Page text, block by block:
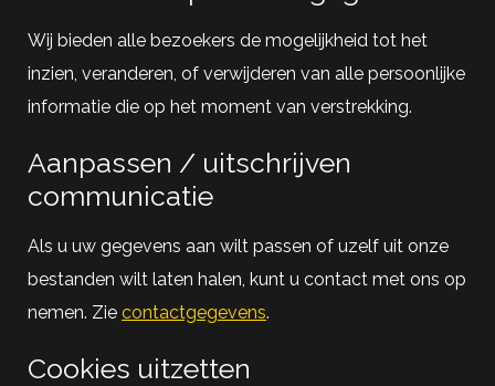
Wij bieden alle bezoekers de mogelijkheid tot het
inzien, veranderen, of verwijderen van alle persoonlijke
informatie die op het moment van verstrekking.
Aanpassen / uitschrijven
communicatie
Als u uw gegevens aan wilt passen of uzelf uit onze
bestanden wilt laten halen, kunt u contact met ons op
nemen. Zie contactgegevens.
Cookies uitzetten